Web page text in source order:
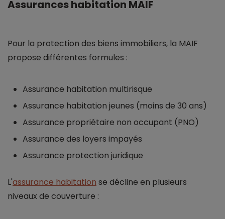
Assurances habitation MAIF
Pour la protection des biens immobiliers, la MAIF
propose différentes formules :
Assurance habitation multirisque
Assurance habitation jeunes (moins de 30 ans)
Assurance propriétaire non occupant (PNO)
Assurance des loyers impayés
Assurance protection juridique
L'assurance habitation se décline en plusieurs
niveaux de couverture :